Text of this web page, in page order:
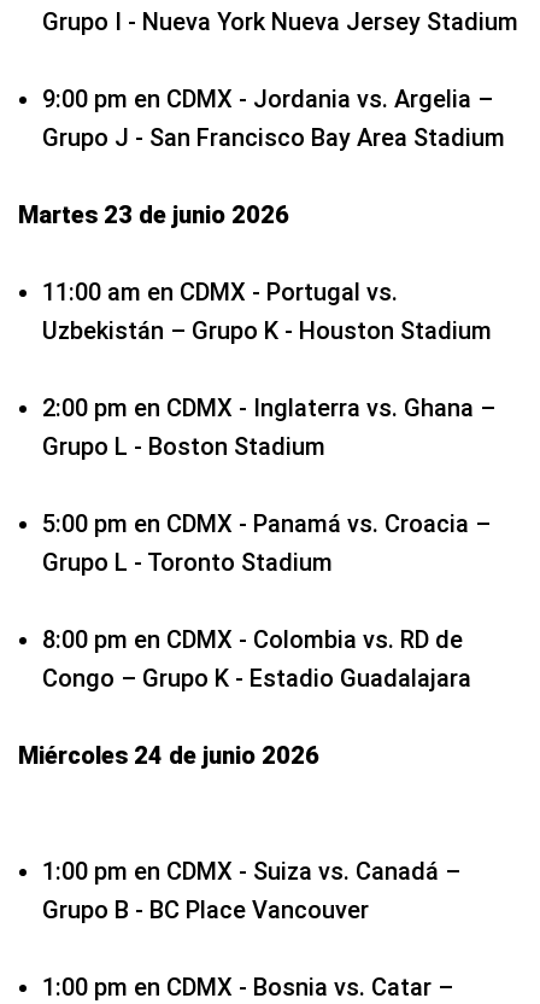
Grupo I - Nueva York Nueva Jersey Stadium
9:00 pm en CDMX - Jordania vs. Argelia –
Grupo J - San Francisco Bay Area Stadium
Martes 23 de junio 2026
11:00 am en CDMX - Portugal vs.
Uzbekistán – Grupo K - Houston Stadium
2:00 pm en CDMX - Inglaterra vs. Ghana –
Grupo L - Boston Stadium
5:00 pm en CDMX - Panamá vs. Croacia –
Grupo L - Toronto Stadium
8:00 pm en CDMX - Colombia vs. RD de
Congo – Grupo K - Estadio Guadalajara
Miércoles 24 de junio 2026
1:00 pm en CDMX - Suiza vs. Canadá –
Grupo B - BC Place Vancouver
1:00 pm en CDMX - Bosnia vs. Catar –